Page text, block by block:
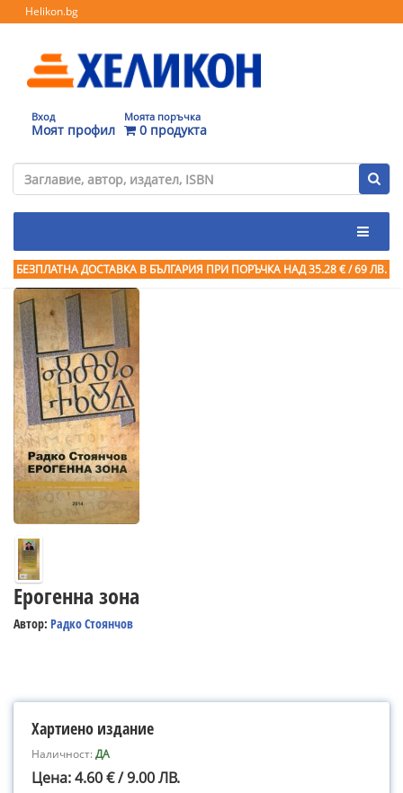
Helikon.bg
Вход
Моят профил
Моята поръчка
0 продукта
БЕЗПЛАТНА ДОСТАВКА В БЪЛГАРИЯ ПРИ ПОРЪЧКА НАД 35.28 € / 69 ЛВ.
Ерогенна зона
Автор: Радко Стоянчов
Хартиено издание
Наличност:ДА
Цена: 4.60 € / 9.00 ЛВ.